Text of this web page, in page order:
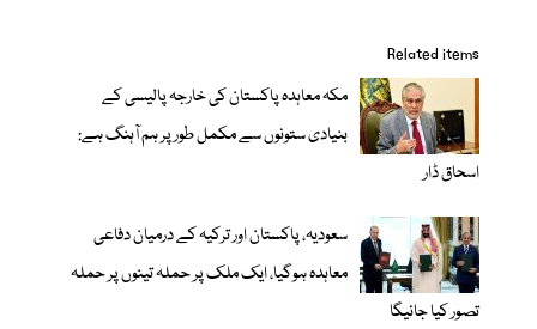
Related items
مکہ معاہدہ پاکستان کی خارجہ پالیسی کے
بنیادی ستونوں سے مکمل طور پر ہم آہنگ ہے:
اسحاق ڈار
سعودیہ، پاکستان اور ترکیہ کے درمیان دفاعی
معاہدہ ہوگیا، ایک ملک پر حملہ تینوں پر حملہ
تصور کیا جائیگا